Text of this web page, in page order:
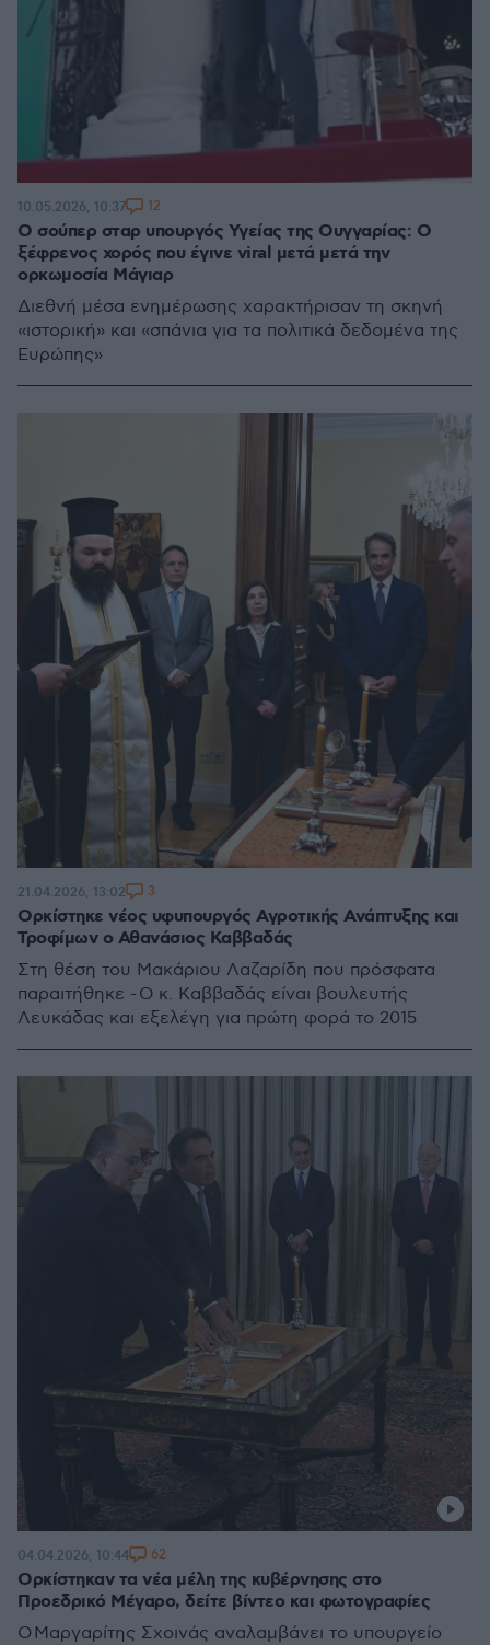
Ο σούπερ σταρ υπουργός Υγείας της Ουγγαρίας: O
ξέφρενος χορός που έγινε viral μετά μετά την
ορκωμοσία Μάγιαρ
Διεθνή μέσα ενημέρωσης χαρακτήρισαν τη σκηνή
«ιστορική» και «σπάνια για τα πολιτικά δεδομένα της
Ευρώπης»
10.05.2026, 10:37 12
Ορκίστηκε νέος υφυπουργός Αγροτικής Ανάπτυξης και
Τροφίμων ο Αθανάσιος Καββαδάς
Στη θέση του Μακάριου Λαζαρίδη που πρόσφατα
παραιτήθηκε - Ο κ. Καββαδάς είναι βουλευτής
Λευκάδας και εξελέγη για πρώτη φορά το 2015
21.04.2026, 13:02 3
Ορκίστηκαν τα νέα μέλη της κυβέρνησης στο
Προεδρικό Μέγαρο, δείτε βίντεο και φωτογραφίες
Ο Μαργαρίτης Σχοινάς αναλαμβάνει το υπουργείο
04.04.2026, 10:44 62